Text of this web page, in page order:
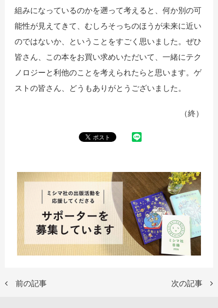
組みになっているのかを遡って考えると、何か別の可
能性が見えてきて、むしろそっちのほうが未来に近い
のではないか、ということをすごく思いました。ぜひ
皆さん、この本をお買い求めいただいて、一緒にテク
ノロジーと利他のことを考えられたらと思います。ゲ
ストの皆さん、どうもありがとうございました。
（終）
前の記事 次の記事